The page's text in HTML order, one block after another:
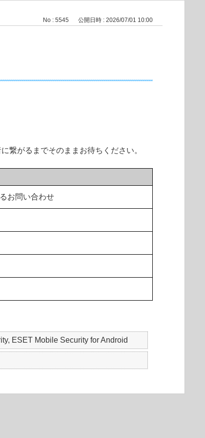
No : 5545 公開日時 : 2026/07/01 10:00
繋がるまでそのままお待ちください。
お問い合わせ
ESET Mobile Security for Android